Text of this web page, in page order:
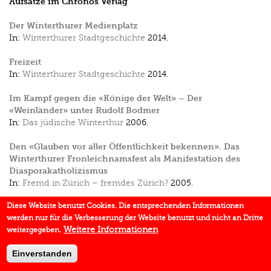
Der Winterthurer Medienplatz
In: Winterthurer Stadtgeschichte 2014.
Freizeit
In: Winterthurer Stadtgeschichte 2014.
Im Kampf gegen die «Könige der Welt» – Der
«Weinländer» unter Rudolf Bodmer
In: Das jüdische Winterthur 2006.
Den «Glauben vor aller Öffentlichkeit bekennen». Das
Winterthurer Fronleichnamsfest als Manifestation des
Diasporakatholizismus
In: Fremd in Zürich – fremdes Zürich? 2005.
Diese Website benutzt Cookies. Die entsprechenden Informationen
werden nur für die Verbesserung der Website benutzt und nicht an Dritte
weitergegeben. Weitere Informationen
Einverstanden